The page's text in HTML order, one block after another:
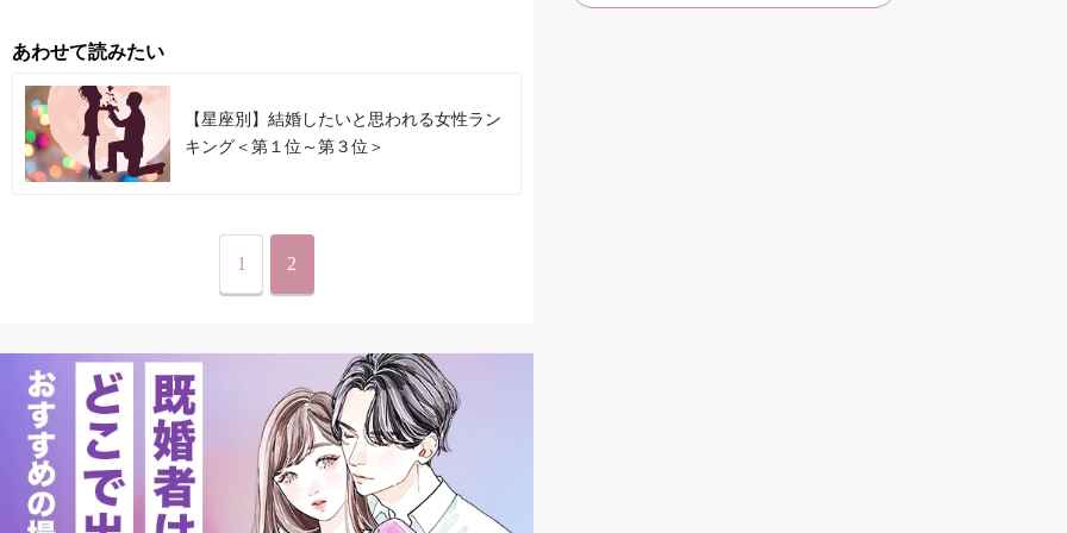
あわせて読みたい
【星座別】結婚したいと思われる女性ラン
キング＜第１位～第３位＞
1 2